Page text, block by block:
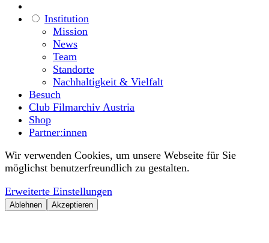
Institution
Mission
News
Team
Standorte
Nachhaltigkeit & Vielfalt
Besuch
Club Filmarchiv Austria
Shop
Partner:innen
Wir verwenden Cookies, um unsere Webseite für Sie
möglichst benutzerfreundlich zu gestalten.
Erweiterte Einstellungen
Ablehnen Akzeptieren